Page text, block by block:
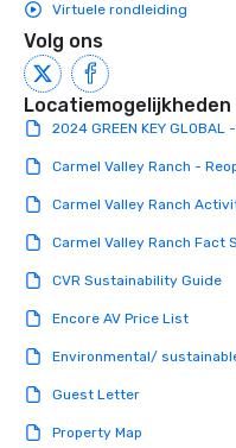
Virtuele rondleiding
Volg ons
Locatiemogelijkheden
2024 GREEN KEY GLOBAL
Carmel Valley Ranch -
Carmel Valley Ranch
Carmel Valley Ranch Fact
CVR Sustainability Guide
Encore AV Price List
Environmental/
Guest Letter
Property Map